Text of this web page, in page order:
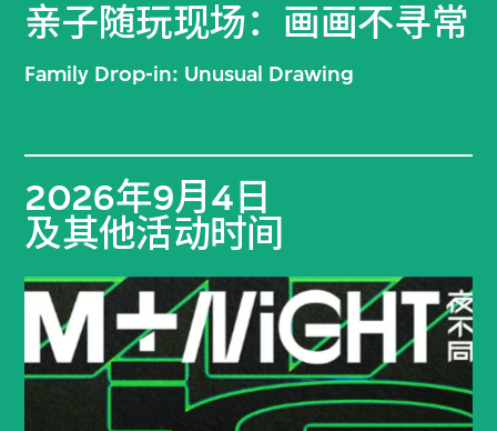
亲子随玩现场：画画不寻常
Family Drop-in: Unusual Drawing
2026年9月4日
及其他活动时间